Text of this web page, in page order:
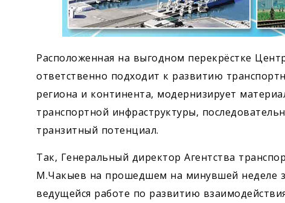
Расположенная на выгодном перекрёстке
ответственно подходит к развитию
региона и континента, модернизирует
транспортной инфраструктуры,
транзитный потенциал.
Так, Генеральный директор Агентства
М.Чакыев на прошедшем на минувшей неделе
ведущейся работе по развитию